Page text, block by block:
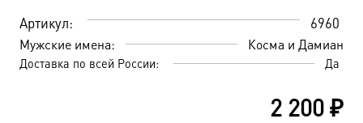
Артикул: 6960
Мужские имена: Косма и Дамиан
Доставка по всей России: Да
2 200₽